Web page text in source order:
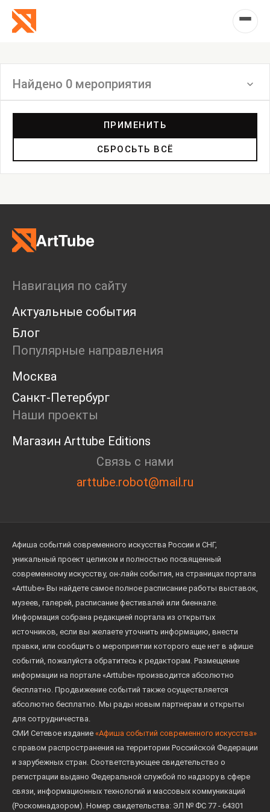
Найдено 0 мероприятия
Дискуссия
Пост-релиз
Пресс-конференция
Ярмарка
Open call
Экскурсия
Дискуссия
Cosmoscow 2024
Blazar 2024
Встречи
Круглый стол
ПРИМЕНИТЬ
СБРОСЬТЬ ВСЁ
Навигация по сайту
Актуальные события
Блог
Популярные направления
Москва
Санкт-Петербург
Наши проекты
Магазин Arttube Editions
Связь с нами
arttube.robot@mail.ru
Афиша событий современного искусства России и СНГ,
уникальный проект целиком и полностью посвященный
современному искусству, он-лайн события, на страницах портала
«Arttube» Вы найдете самое полное расписание работы выставок,
музеев, галерей, расписание фестивалей или биеннале.
Информация собрана редакцией портала из открытых
источников, если вы желаете уточнить информацию, внести
правки, или сообщить о мероприятии которого еще нет в афише
событий, пожалуйста обратитесь к редакторам. Размещение
информации на портале «Arttube» производится абсолютно
бесплатно. Продвижение событий также осуществляется
абсолютно бесплатно. Мы рады новым партнерам и открыты
для сотрудничества.
СМИ Сетевое издание «Афиша событий современного искусства»
с правом распространения на территории Российской Федерации
и зарубежных стран. Соответствующее свидетельство о
регистрации выдано Федеральной службой по надзору в сфере
связи, информационных технологий и массовых коммуникаций
(Роскомнадзором). Номер свидетельства: ЭЛ № ФС 77 - 64301